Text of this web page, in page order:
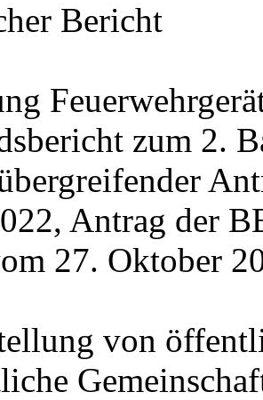
Bericht
zum 2.
Antrag der
27. Oktober
von